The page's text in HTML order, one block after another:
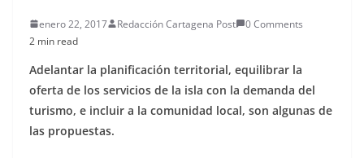
enero 22, 2017 Redacción Cartagena Post
0 Comments
2 min read
Adelantar la planificación territorial, equilibrar la
oferta de los servicios de la isla con la demanda del
turismo, e incluir a la comunidad local, son algunas de
las propuestas.